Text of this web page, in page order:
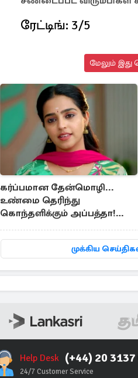
ரேட்டிங்: 3/5
மேலும் இது
கர்ப்பமான தேன்மொழி...
உண்மை தெரிந்து
கொந்தளிக்கும் அப்பத்தா!
வரவழைத்த அதிரடி
முக்கிய
Help Desk (+44) 20
24/7 Customer Service